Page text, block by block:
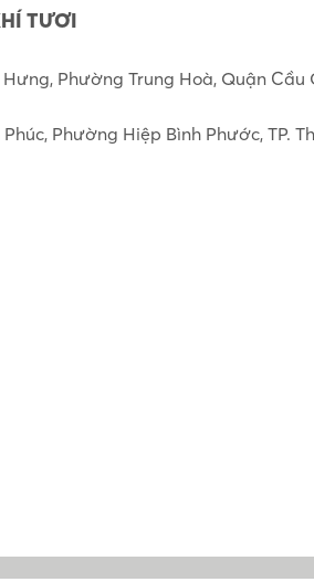
TƯƠI
Hưng, Phường Trung Hoà, Quận Cầu
Phường Hiệp Bình Phước, TP.